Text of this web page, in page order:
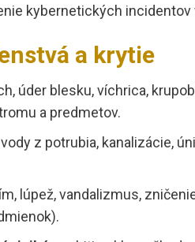
kybernetických
a krytie
úder blesku, víchrica,
a predmetov.
z potrubia, kanalizácie,
lúpež, vandalizmus,